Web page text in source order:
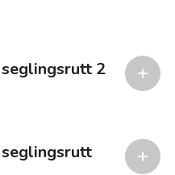
2